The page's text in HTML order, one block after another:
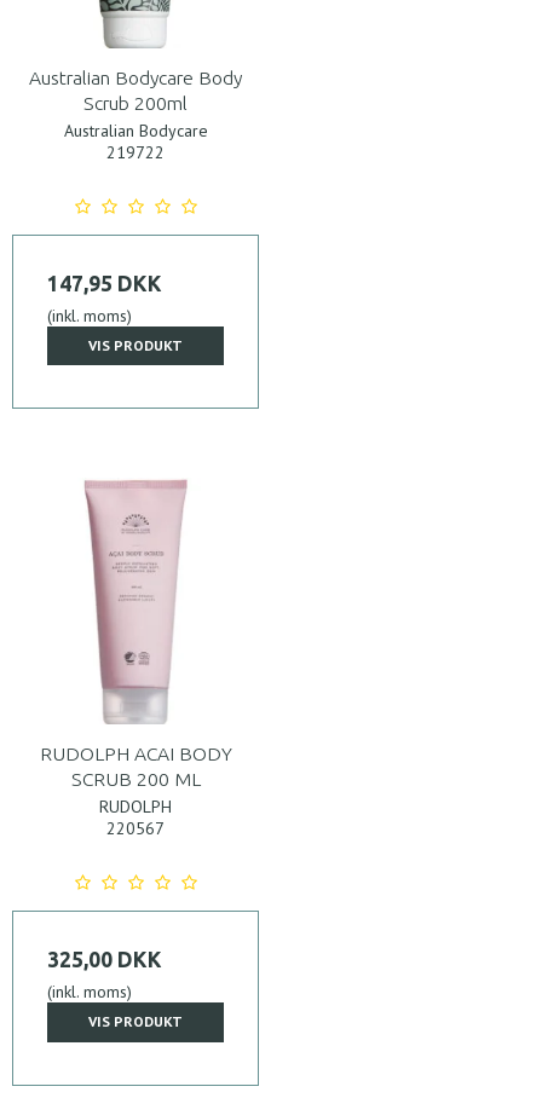
Australian Bodycare Body
Scrub 200ml
Australian Bodycare
219722
147,95 DKK
(inkl. moms)
VIS PRODUKT
RUDOLPH ACAI BODY
SCRUB 200 ML
RUDOLPH
220567
325,00 DKK
(inkl. moms)
VIS PRODUKT